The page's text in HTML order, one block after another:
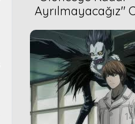
Ayrılmayacağız''